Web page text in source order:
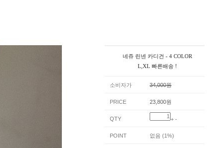
네쥬 린넨 카디건 - 4 COLOR
L,XL 빠른배송 !
소비자가 34,000원
PRICE 23,800원
QTY + -
POINT 없음 (1%)